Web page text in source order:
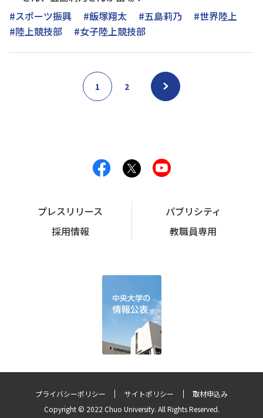
#スポーツ振興
#飯塚翔太 #五島莉乃
#世界陸上
#陸上競技部
#女子陸上競技部
1 2
プレスリリース
パブリシティ
採用情報
教職員専用
プライバシーポリシー サイトポリシー
取材申込み
Copyright © 2022 Chuo University. All Rights Reserved.